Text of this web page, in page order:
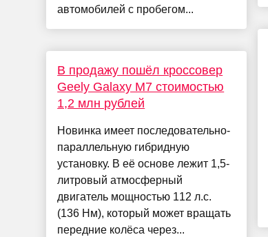
автомобилей с пробегом...
В продажу пошёл кроссовер
Geely Galaxy M7 стоимостью
1,2 млн рублей
Новинка имеет последовательно-
параллельную гибридную
установку. В её основе лежит 1,5-
литровый атмосферный
двигатель мощностью 112 л.с.
(136 Нм), который может вращать
передние колёса через...